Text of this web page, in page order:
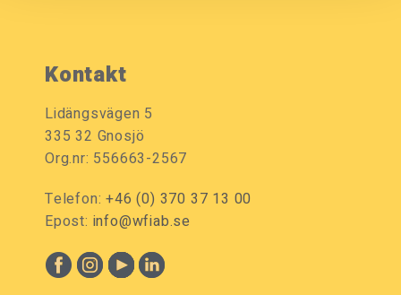
Kontakt
Lidängsvägen 5
335 32 Gnosjö
Org.nr: 556663-2567
Telefon:+46 (0) 370 37 13 00
Epost: info@wfiab.se